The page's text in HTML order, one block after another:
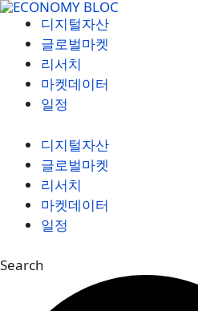
컨
디지털자산
글로벌마켓
리서치
마켓데이터
일정
디지털자산
글로벌마켓
리서치
마켓데이터
일정
Search